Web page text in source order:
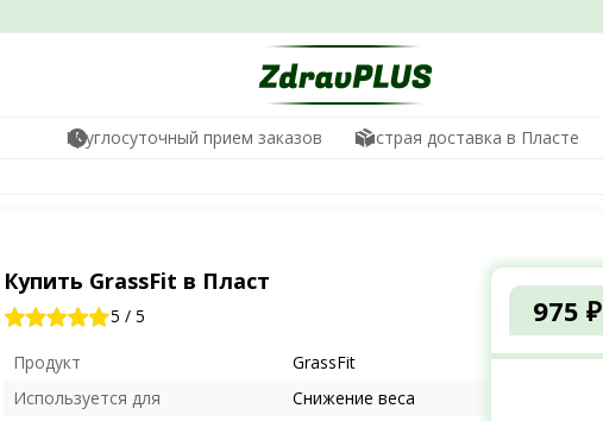
Круглосуточный прием заказов Быстрая доставка в Пласте
Купить GrassFit в Пласт
5 / 5
Продукт
GrassFit
Используется для
Снижение веса
975 ₽